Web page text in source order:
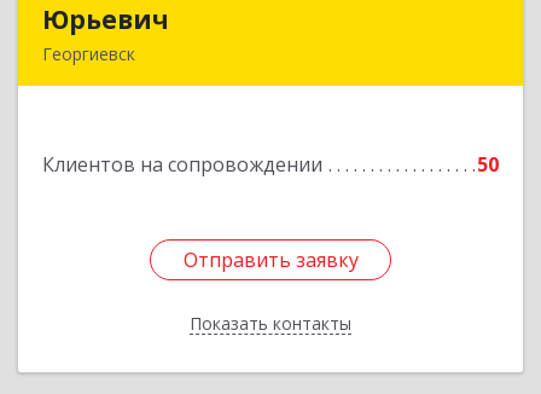
Юрьевич
Георгиевск
Клиентов на сопровождении 50
Отправить заявку
Показать контакты
Отправить заявку
Назад